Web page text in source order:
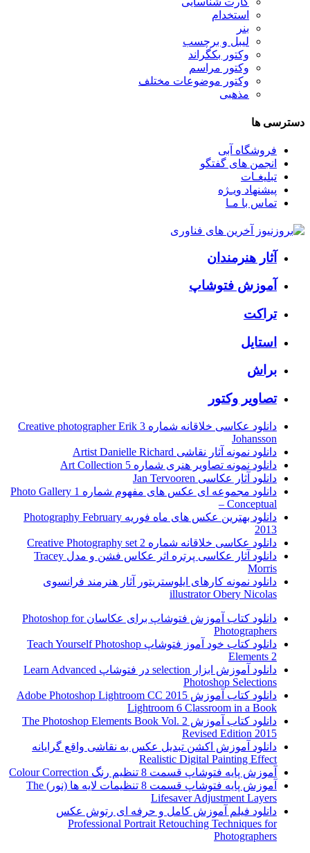
استخدام
بنر
لیبل و برچسب
وکتور بکگراند
وکتور مراسم
وکتور موضوعات مختلف
مذهبی
دسترسی ها
فروشگاه آبی
انجمن های گفتگو
تبلیغـات
پیشنهاد ویـژه
تماس با مـا
آثار هنرمندان
آموزش فتوشاپ
تراکت
استایل
براش
تصاویر وکتور
دانلود عکاسی خلاقانه شماره 3 Creative photographer Erik
Johansson
دانلود نمونه آثار نقاشی Artist Danielle Richard
دانلود نمونه تصاویر هنری شماره 5 Art Collection
دانلود آثار عکاسی Jan Tervooren
دانلود مجموعه ای عکس های مفهوم شماره 1 Photo Gallery
– Conceptual
دانلود بهترین عکس های ماه فوریه Photography February
2013
دانلود عکاسی خلاقانه شماره 2 Creative Photography set
دانلود آثار عکاسی پرتره اثر عکاس فشن و مدل Tracey
Morris
دانلود نمونه کارهای ایلوستریتور آثار هنرمند فرانسوی
illustrator Obery Nicolas
دانلود کتاب آموزش فتوشاپ برای عکاسان Photoshop for
Photographers
دانلود کتاب خود آموز فتوشاپ Teach Yourself Photoshop
Elements 2
دانلود آموزش ابزار selection در فتوشاپ Learn Advanced
Photoshop Selections
دانلود کتاب آموزش Adobe Photoshop Lightroom CC 2015
Lightroom 6 Classroom in a Book
دانلود کتاب آموزش The Photoshop Elements Book Vol. 2
Revised Edition 2015
دانلود آموزش اکشن تبدیل عکس به نقاشی واقع گرایانه
Realistic Digital Painting Effect
آموزش پایه فتوشاپ قسمت 8 تنظیم رنگ Colour Correction
آموزش پایه فتوشاپ قسمت 8 تنظیمات لایه ها (نور) The
Lifesaver Adjustment Layers
دانلود فیلم آموزش کامل و حرفه ای رتوش عکس
Professional Portrait Retouching Techniques for
Photographers